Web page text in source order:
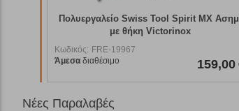
Swiss Tool Spirit MX Ασημί
159,00
Ελβετικός
διαθέσιμο
Νέες Παραλαβές